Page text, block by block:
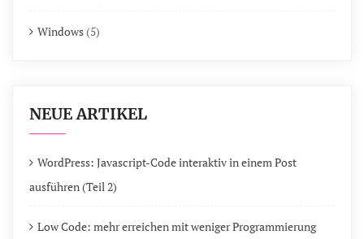
Windows (5)
NEUE ARTIKEL
WordPress: Javascript-Code interaktiv in einem Post
ausführen (Teil 2)
Low Code: mehr erreichen mit weniger Programmierung